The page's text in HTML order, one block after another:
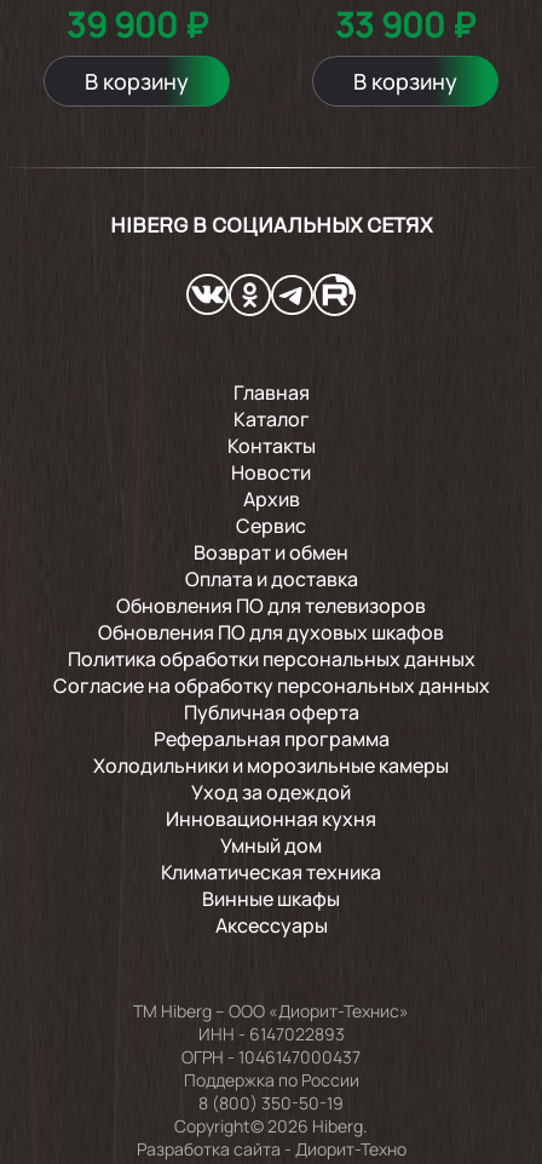
Показать ещё
39 900 ₽
В корзину
33 900 ₽
В корзину
HIBERG В СОЦИАЛЬНЫХ СЕТЯХ
Главная
Каталог
Контакты
Новости
Архив
Сервис
Возврат и обмен
Оплата и доставка
Обновления ПО для телевизоров
Обновления ПО для духовых шкафов
Политика обработки персональных данных
Согласие на обработку персональных данных
Публичная оферта
Реферальная программа
Холодильники и морозильные камеры
Уход за одеждой
Инновационная кухня
Умный дом
Климатическая техника
Винные шкафы
Аксессуары
TM Hiberg – ООО «Диорит-Технис»
ИНН - 6147022893
ОГРН - 1046147000437
Поддержка по России
8 (800) 350-50-19
Copyright© 2026 Hiberg.
Разработка сайта - Диорит-Техно